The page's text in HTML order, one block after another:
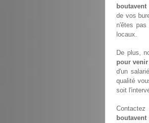
boutavent
de vos
n'êtes
locaux.
De plus,
pour
d'un
qualité
soit
Contactez
boutavent